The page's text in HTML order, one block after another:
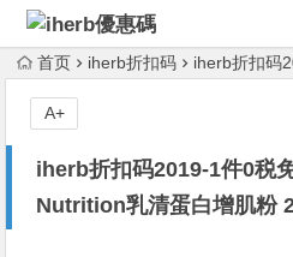
首页 iherb折扣码 iherb折扣码2019-1件0税
iherb折扣码2019-1件0税
Nutrition乳清蛋白增肌粉
A+